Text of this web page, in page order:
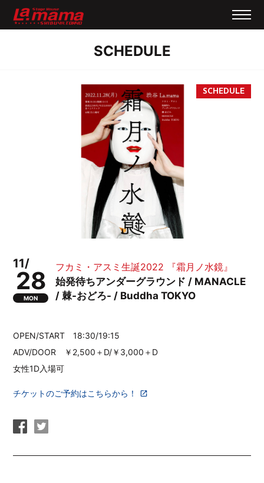
SCHEDULE
11/
28
MON
フカミ・アスミ生誕2022 『霜月ノ水鏡』
始発待ちアンダーグラウンド / MANACLE
/ 棘-おどろ- / Buddha TOKYO
OPEN/START 18:30/19:15
ADV/DOOR ￥2,500＋D/￥3,000＋D
女性1D入場可
チケットのご予約はこちらから！